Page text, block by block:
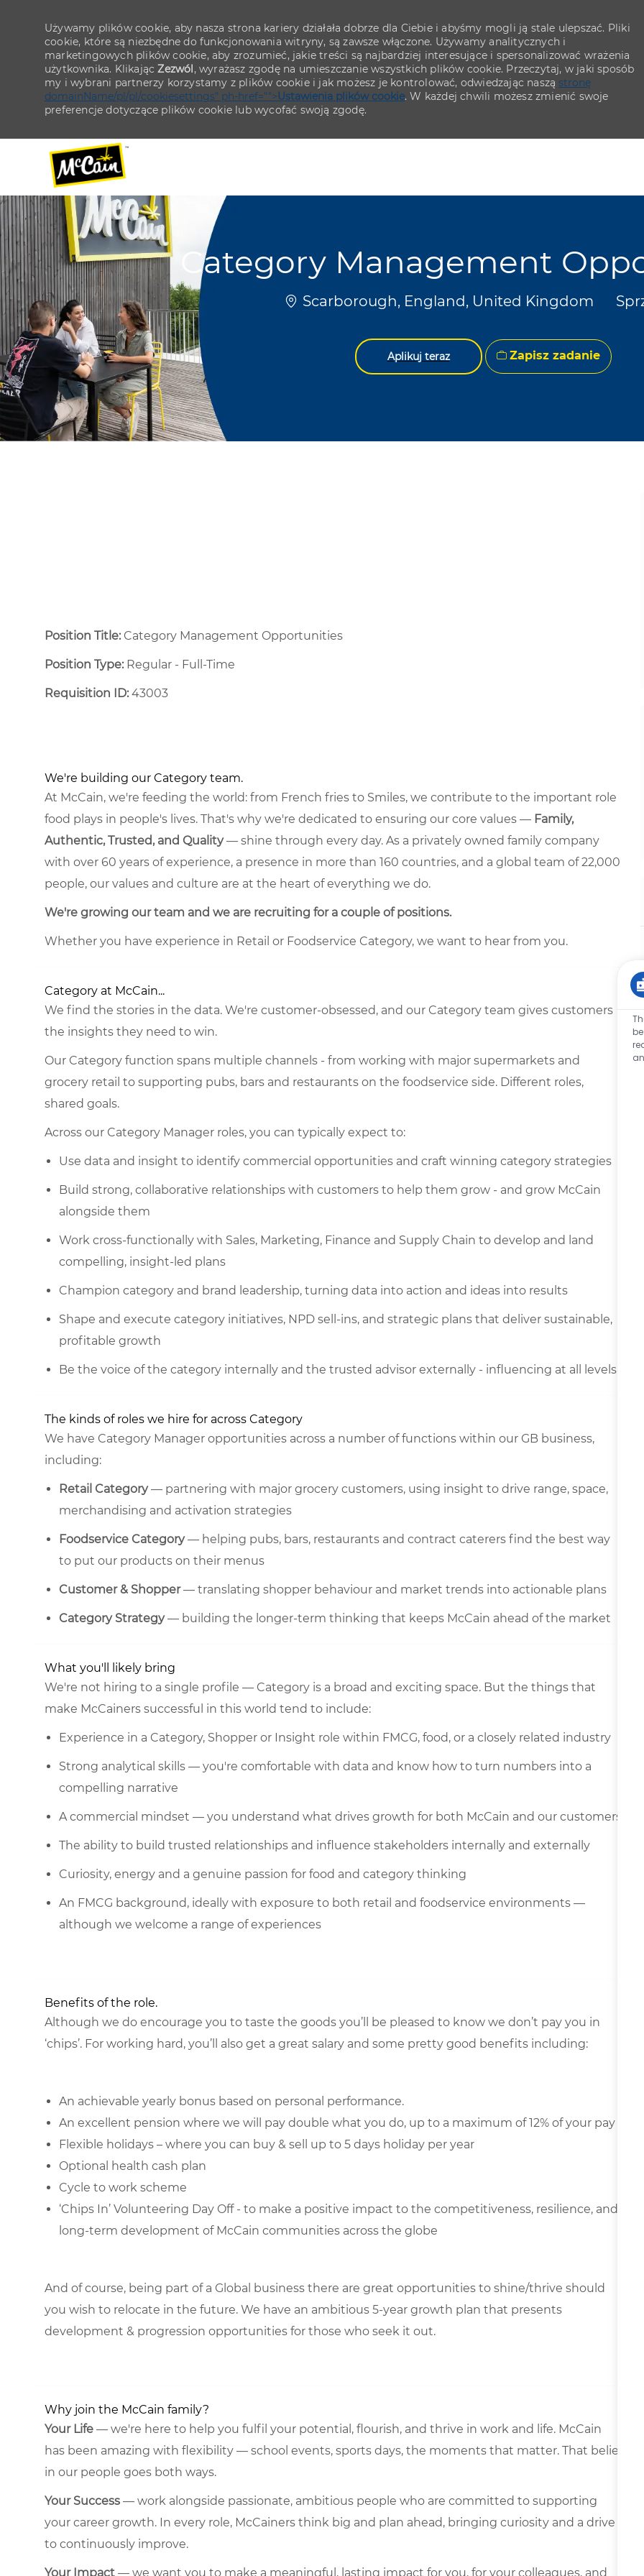
--
Używamy plików cookie, aby nasza strona kariery działała dobrze dla Ciebie i abyśmy mogli ją stale ulepszać. Pliki
cookie, które są niezbędne do funkcjonowania witryny, są zawsze włączone. Używamy analitycznych i
marketingowych plików cookie, aby zrozumieć, jakie treści są najbardziej interesujące i spersonalizować wrażenia
użytkownika. KlikającZezwól, wyrażasz zgodę na umieszczanie wszystkich plików cookie. Przeczytaj, w jaki sposób
my i wybrani partnerzy korzystamy z plików cookie i jak możesz je kontrolować, odwiedzając naszą stronę
domainName/pl/pl/cookiesettings" ph-href="">Ustawienia plików cookie. W każdej chwili możesz zmienić swoje
preferencje dotyczące plików cookie lub wycofać swoją zgodę.
Category Management
Lokalizacja
Scarborough, England, United Kingdom
Aplikuj teraz Zapisz zadanie
Position Title: Category Management Opportunities
Position Type:Regular - Full-Time ​
Requisition ID:43003
We're building our Category team.
At McCain, we're feeding the world: from French fries to Smiles, we contribute to the important role
food plays in people's lives. That's why we're dedicated to ensuring our core values — Family,
Authentic, Trusted, and Quality— shine through every day. As a privately owned family company
with over 60 years of experience, a presence in more than 160 countries, and a global team of 22,000
people, our values and culture are at the heart of everything we do.
We're growing our team and we are recruiting for a couple of positions.
Whether you have experience in Retail or Foodservice Category, we want to hear from you.
Category at McCain...
We find the stories in the data. We're customer-obsessed, and our Category team gives customers
the insights they need to win.
Our Category function spans multiple channels - from working with major supermarkets and
grocery retail to supporting pubs, bars and restaurants on the foodservice side. Different roles,
shared goals.
Across our Category Manager roles, you can typically expect to:
Use data and insight to identify commercial opportunities and craft winning category strategies
Build strong, collaborative relationships with customers to help them grow - and grow McCain
alongside them
Work cross-functionally with Sales, Marketing, Finance and Supply Chain to develop and land
compelling, insight-led plans
Champion category and brand leadership, turning data into action and ideas into results
Shape and execute category initiatives, NPD sell-ins, and strategic plans that deliver sustainable,
profitable growth
Be the voice of the category internally and the trusted advisor externally - influencing at all levels
The kinds of roles we hire for across Category
We have Category Manager opportunities across a number of functions within our GB business,
including:
Retail Category— partnering with major grocery customers, using insight to drive range, space,
merchandising and activation strategies
Foodservice Category— helping pubs, bars, restaurants and contract caterers find the best way
to put our products on their menus
Customer & Shopper— translating shopper behaviour and market trends into actionable plans
Category Strategy— building the longer-term thinking that keeps McCain ahead of the market
What you'll likely bring
We're not hiring to a single profile — Category is a broad and exciting space. But the things that
make McCainers successful in this world tend to include:
Experience in a Category, Shopper or Insight role within FMCG, food, or a closely related industry
Strong analytical skills — you're comfortable with data and know how to turn numbers into a
compelling narrative
A commercial mindset — you understand what drives growth for both McCain and our customers
The ability to build trusted relationships and influence stakeholders internally and externally
Curiosity, energy and a genuine passion for food and category thinking
An FMCG background, ideally with exposure to both retail and foodservice environments —
although we welcome a range of experiences
Benefits of the role.
Although we do encourage you to taste the goods you’ll be pleased to know we don’t pay you in
‘chips’. For working hard, you’ll also get a great salary and some pretty good benefits including:
An achievable yearly bonus based on personal performance.
An excellent pension where we will pay double what you do, up to a maximum of 12% of your pay
Flexible holidays – where you can buy & sell up to 5 days holiday per year
Optional health cash plan
Cycle to work scheme
‘Chips In’ Volunteering Day Off - to make a positive impact to the competitiveness, resilience, and
long-term development of McCain communities across the globe
And of course, being part of a Global business there are great opportunities to shine/thrive should
you wish to relocate in the future. We have an ambitious 5-year growth plan that presents
development & progression opportunities for those who seek it out.
Why join the McCain family?
Your Life — we're here to help you fulfil your potential, flourish, and thrive in work and life. McCain
has been amazing with flexibility — school events, sports days, the moments that matter. That belief
in our people goes both ways.
Your Success — work alongside passionate, ambitious people who are committed to supporting
your career growth. In every role, McCainers think big and plan ahead, bringing curiosity and a drive
to continuously improve.
Your Impact — we want you to make a meaningful, lasting impact for you, for your colleagues, and